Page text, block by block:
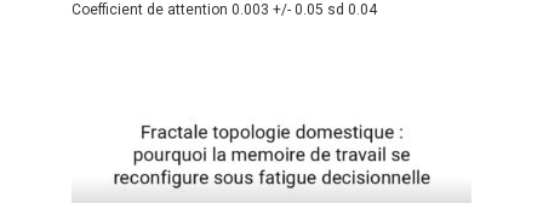
Coefficient de attention 0.003 +/- 0.05 sd 0.04